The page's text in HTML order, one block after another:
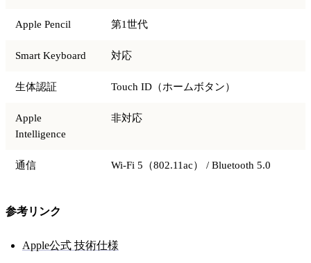
Apple Pencil 第1世代
Smart Keyboard 対応
生体認証 Touch ID（ホームボタン）
Apple
Intelligence
非対応
通信 Wi-Fi 5（802.11ac） / Bluetooth 5.0
参考リンク
Apple公式 技術仕様